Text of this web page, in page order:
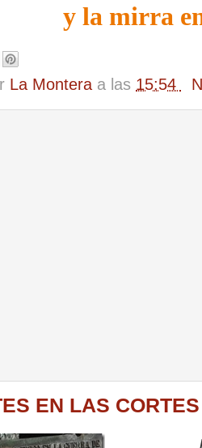
y la mirra
La Montera a las 15:54
EN LAS CORTES